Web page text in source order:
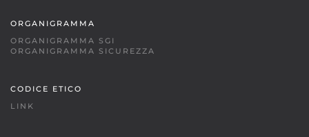
ORGANIGRAMMA
ORGANIGRAMMA SGI
ORGANIGRAMMA SICUREZZA
CODICE ETICO
LINK